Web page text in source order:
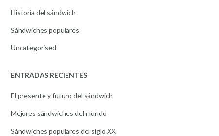
Historia del sándwich
Sándwiches populares
Uncategorised
ENTRADAS RECIENTES
El presente y futuro del sándwich
Mejores sándwiches del mundo
Sándwiches populares del siglo XX